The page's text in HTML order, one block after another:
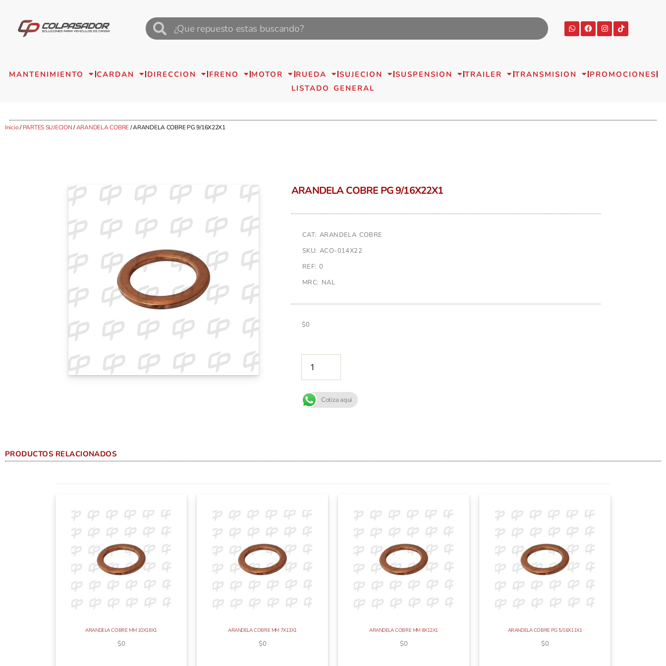
MANTENIMIENTO CARDAN DIRECCION FRENO MOTOR RUEDA SUJECION SUSPENSION TRAILER TRANSMISION
PROMOCIONES
LISTADO GENERAL
Inicio/PARTES SUJECION/ARANDELA COBRE/ ARANDELA COBRE PG 9/16X22X1
ARANDELA COBRE PG 9/16X22X1
CAT: ARANDELA COBRE
SKU: ACO-014X22
REF: 0
MRC: NAL
$0
Cotiza aqui
PRODUCTOS RELACIONADOS
ARANDELA COBRE MM 10X18X1
$0
ARANDELA COBRE MM 7X13X1
$0
ARANDELA COBRE MM 8X12X1
$0
ARANDELA COBRE PG 5/16X11X1
$0